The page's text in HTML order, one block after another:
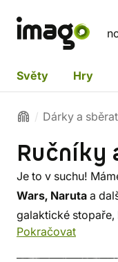
Světy Hry
Dárky a
Ručníky
Je to v suchu!
Wars, Naruta a
galaktické stopaře,
Pokračovat